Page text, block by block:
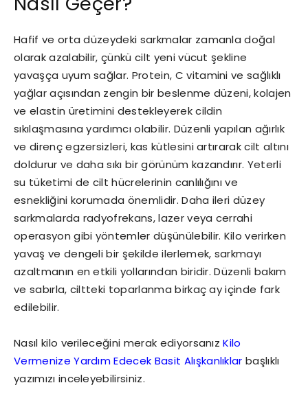
Hafif ve orta düzeydeki sarkmalar zamanla doğal
olarak azalabilir, çünkü cilt yeni vücut şekline
yavaşça uyum sağlar. Protein, C vitamini ve sağlıklı
yağlar açısından zengin bir beslenme düzeni, kolajen
ve elastin üretimini destekleyerek cildin
sıkılaşmasına yardımcı olabilir. Düzenli yapılan ağırlık
ve direnç egzersizleri, kas kütlesini artırarak cilt altını
doldurur ve daha sıkı bir görünüm kazandırır. Yeterli
su tüketimi de cilt hücrelerinin canlılığını ve
esnekliğini korumada önemlidir. Daha ileri düzey
sarkmalarda radyofrekans, lazer veya cerrahi
operasyon gibi yöntemler düşünülebilir. Kilo verirken
yavaş ve dengeli bir şekilde ilerlemek, sarkmayı
azaltmanın en etkili yollarından biridir. Düzenli bakım
ve sabırla, ciltteki toparlanma birkaç ay içinde fark
edilebilir.
Nasıl kilo verileceğini merak ediyorsanızKilo
Vermenize Yardım Edecek Basit Alışkanlıklar başlıklı
yazımızı inceleyebilirsiniz.